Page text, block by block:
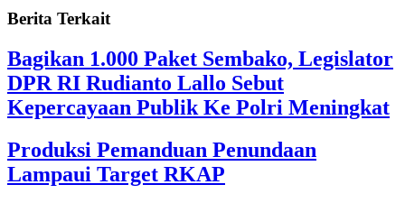
Berita Terkait
Bagikan 1.000 Paket Sembako, Legislator
DPR RI Rudianto Lallo Sebut
Kepercayaan Publik Ke Polri Meningkat
Produksi Pemanduan Penundaan
Lampaui Target RKAP